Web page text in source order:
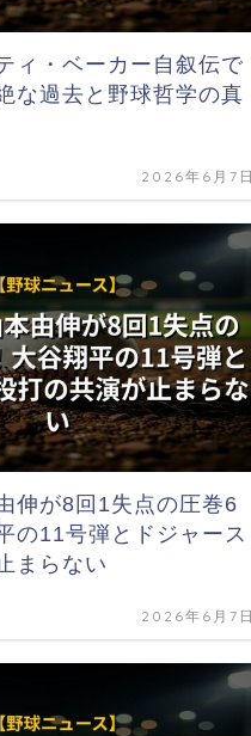
ィ・ベーカー自叙伝で
な過去と野球哲学の真
2026年6月7
伸が8回1失点の圧巻6
の11号弾とドジャース
まらない
2026年6月7